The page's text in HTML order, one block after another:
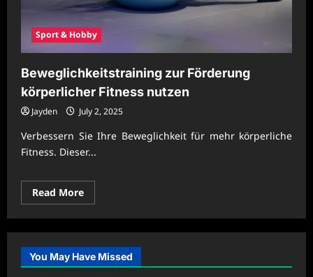
Sport & Hobby
Beweglichkeitstraining zur Förderung
körperlicher Fitness nutzen
Jayden July 2, 2025
Verbessern Sie Ihre Beweglichkeit für mehr körperliche
Fitness. Dieser...
Read MoreRead
more
Beweglichkeitstraining
zur
körperlicher
Fitness
nutzen
You May Have Missed